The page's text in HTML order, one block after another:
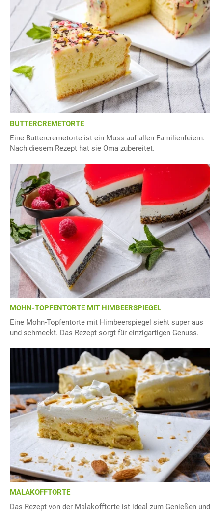
BUTTERCREMETORTE
Eine Buttercremetorte ist ein Muss auf allen Familienfeiern.
Nach diesem Rezept hat sie Oma zubereitet.
MOHN-TOPFENTORTE MIT HIMBEERSPIEGEL
Eine Mohn-Topfentorte mit Himbeerspiegel sieht super aus
und schmeckt. Das Rezept sorgt für einzigartigen Genuss.
MALAKOFFTORTE
Das Rezept von der Malakofftorte ist ideal zum Genießen und